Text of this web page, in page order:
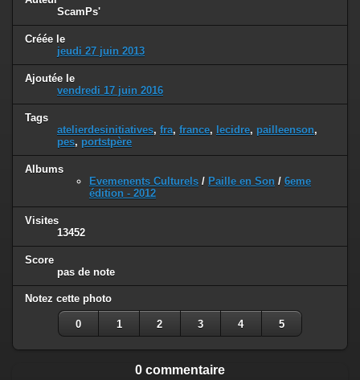
ScamPs'
Créée le
jeudi 27 juin 2013
Ajoutée le
vendredi 17 juin 2016
Tags
atelierdesinitiatives, fra, france, lecidre, pailleenson,
pes, portstpère
Albums
Evemenents Culturels / Paille en Son / 6eme
édition - 2012
Visites
13452
Score
pas de note
Notez cette photo
0 1 2 3 4 5
0 commentaire